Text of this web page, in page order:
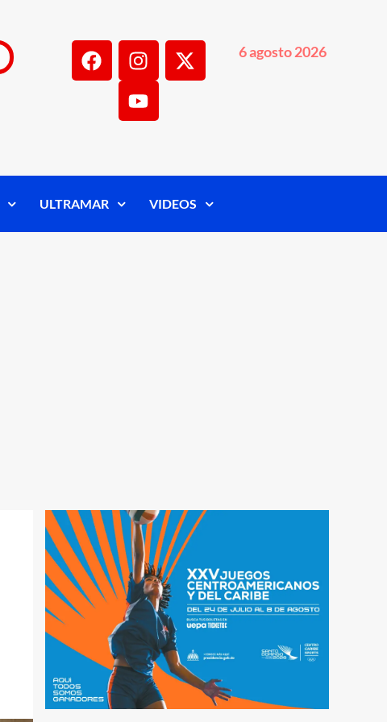
6 agosto 2026
ULTRAMAR VIDEOS